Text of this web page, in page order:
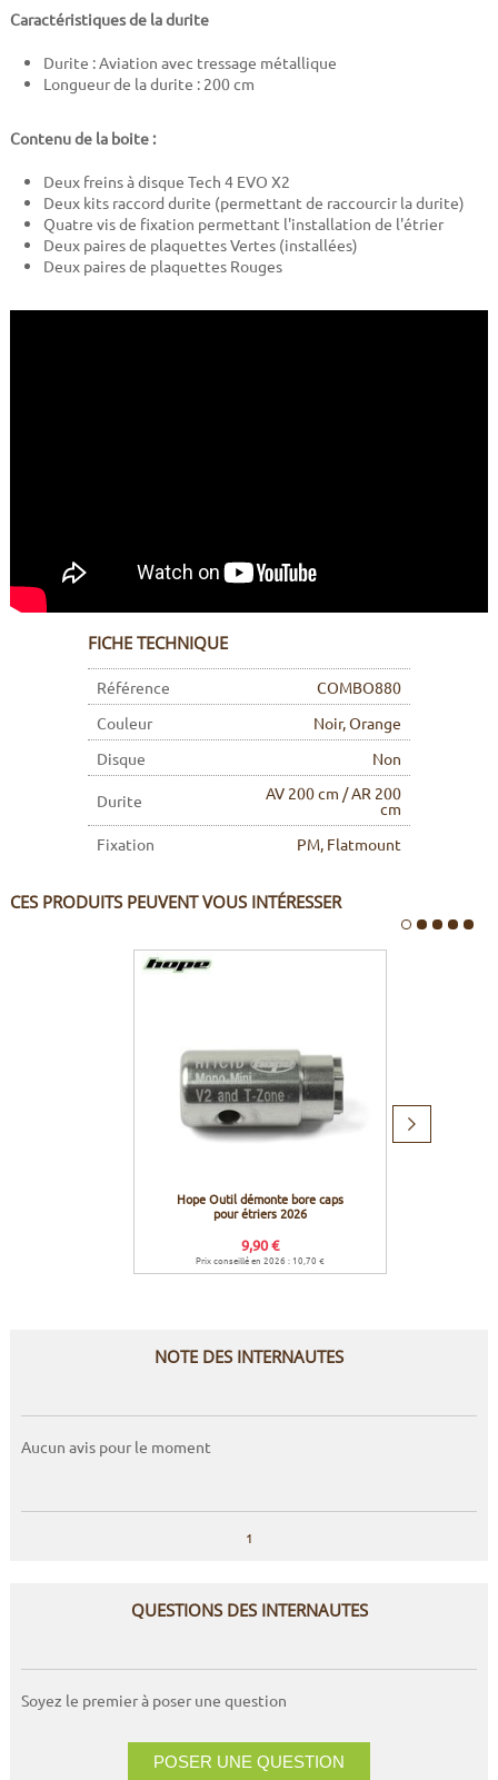
Caractéristiques de la durite
Durite : Aviation avec tressage métallique
Longueur de la durite : 200 cm
Contenu de la boite :
Deux freins à disque Tech 4 EVO X2
Deux kits raccord durite (permettant de raccourcir la durite)
Quatre vis de fixation permettant l'installation de l'étrier
Deux paires de plaquettes Vertes (installées)
Deux paires de plaquettes Rouges
FICHE TECHNIQUE
Référence
COMBO880
Couleur
Noir, Orange
Disque
Non
Durite AV 200 cm / AR 200
cm
Fixation
PM, Flatmount
CES PRODUITS PEUVENT VOUS INTÉRESSER
Hope Outil démonte bore caps
pour étriers 2026
9,90 €
Prix conseillé en 2026 : 10,70 €
Produit
NOTE DES INTERNAUTES
Aucun avis pour le moment
1
QUESTIONS DES INTERNAUTES
Soyez le premier à poser une question
POSER UNE QUESTION